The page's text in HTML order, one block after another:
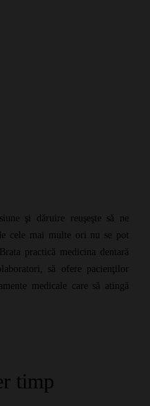
şi dăruire reuşeşte să ne
cele mai multe ori nu se pot
practică medicina dentară
să ofere pacienţilor
medicale care să atingă
timp